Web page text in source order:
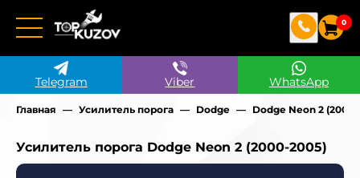
0
Telegram Viber WhatsApp
Главная Усилитель порога Dodge Dodge Neon 2
Усилитель порога Dodge Neon 2 (2000-2005)